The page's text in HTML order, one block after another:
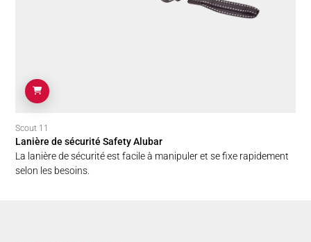
Scout 11
Lanière de sécurité Safety Alubar
La lanière de sécurité est facile à manipuler et se fixe rapidement
selon les besoins.